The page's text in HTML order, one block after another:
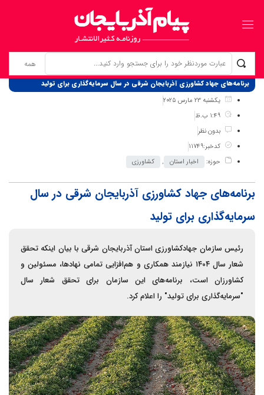
برگ نخست
نوشته‌ها
برنامه‌های جهاد کشاورزی آذربایجان شرقی در سال سرمایه‌گذاری برای تولید
یکشنبه 23 مارس 2025
1:49 ب.ظ
بدون نظر
کدخبر:11749
حوزه:
اخبار استان , کشاورزی
برنامه‌های جهاد کشاورزی آذربایجان شرقی در سال
سرمایه‌گذاری برای تولید
رئیس سازمان جهادکشاورزی استان آذربایجان شرقی با بیان اینکه تحقق
شعار سال ۱۴۰۴ نیازمند همکاری و هم‌افزایی تمامی نهادها، مسئولین و
کشاورزان است، برنامه‌های این سازمان برای تحقق شعار سال
"سرمایه‌گذاری برای تولید" را اعلام کرد.